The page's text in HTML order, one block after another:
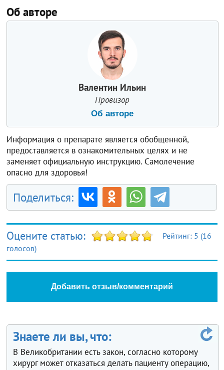
Об авторе
Валентин Ильин
Провизор
Об авторе
Информация о препарате является обобщенной,
предоставляется в ознакомительных целях и не
заменяет официальную инструкцию. Самолечение
опасно для здоровья!
Поделиться:
Оцените статью: Рейтинг: 5 (16
голосов)
Добавить отзыв/комментарий
Знаете ли вы, что:
В Великобритании есть закон, согласно которому
хирург может отказаться делать пациенту операцию,